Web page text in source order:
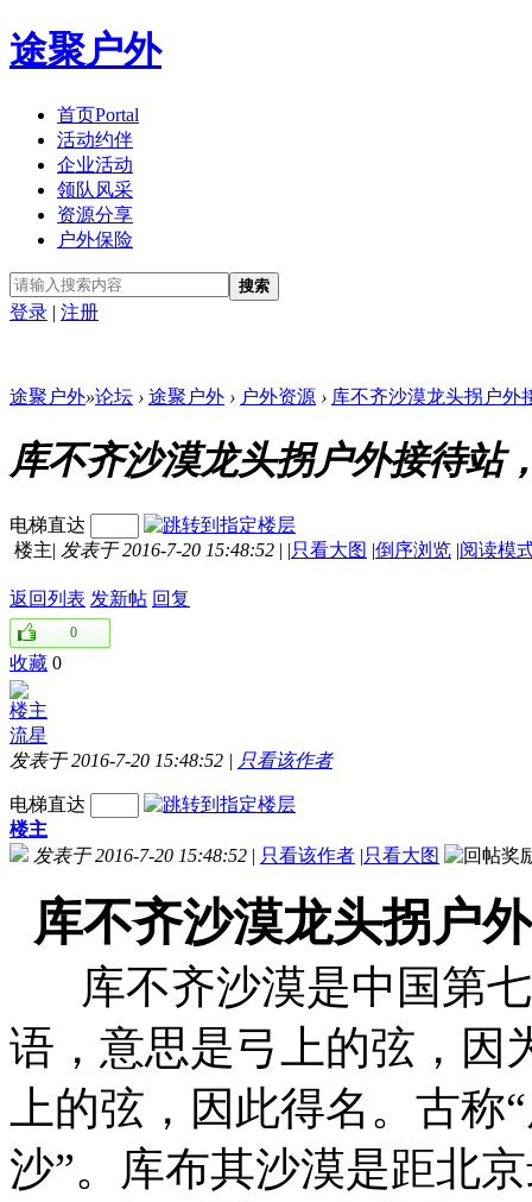
途聚户外
首页Portal
活动约伴
企业活动
领队风采
资源分享
户外保险
搜索
登录 | 注册
途聚户外»论坛 › 途聚户外 › 户外资源 › 库不齐沙漠龙头拐户外
库不齐沙漠龙头拐户外接待站
电梯直达
楼主| 发表于 2016-7-20 15:48:52 | |只看大图 |倒序浏览 |阅读模
返回列表 发新帖 回复
0
收藏 0
楼主
流星
发表于 2016-7-20 15:48:52 | 只看该作者
电梯直达
楼主
发表于 2016-7-20 15:48:52 | 只看该作者 |只看大图
库不齐沙漠龙头拐户
库不齐沙漠是中国第七
语，意思是弓上的弦，因
上的弦，因此得名。古称
沙”。库布其沙漠是距北